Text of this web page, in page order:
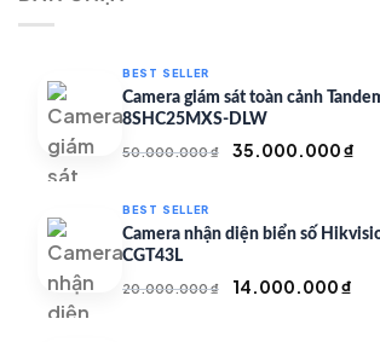
BEST SELLER
Camera giám sát toàn cảnh
8SHC25MXS-DLW
50.000.000₫
Giá
50.000.000 ₫.
35.000.000₫
là:
BEST SELLER
Camera nhận diện biển số
CGT43L
20.000.000₫
Giá
14.000.000₫